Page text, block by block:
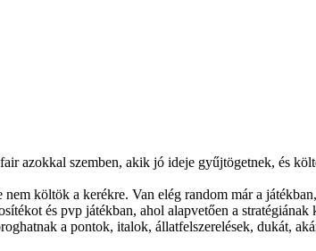
azokkal szemben, akik jó ideje gyűjtögetnek, és
költök a kerékre. Van elég random már a
és pvp játékban, ahol alapvetően a
a pontok, italok, állatfelszerelések, dukát,